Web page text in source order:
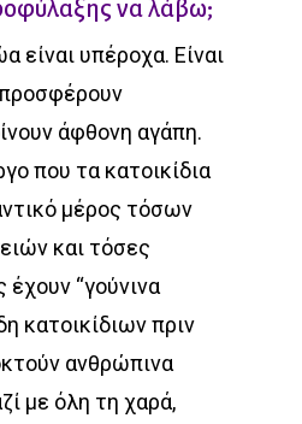
να λάβω;
είναι υπέροχα. Είναι
άφθονη αγάπη.
που τα κατοικίδια
μέρος τόσων
και τόσες
έχουν “γούνινα
κατοικίδιων πριν
ανθρώπινα
με όλη τη χαρά,